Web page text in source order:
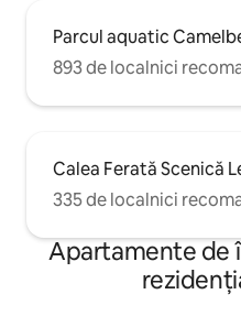
Parcul aquatic
893 de localnici
Calea Ferată Scenică
335 de localnici
Apartamente de